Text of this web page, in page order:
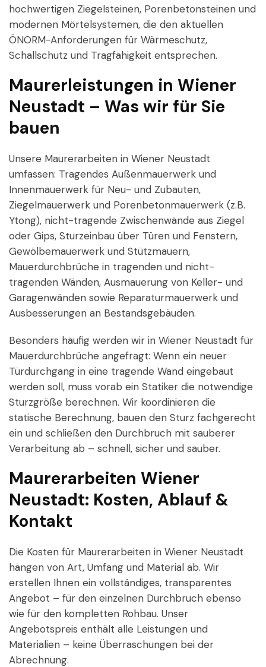
hochwertigen Ziegelsteinen, Porenbetonsteinen und
modernen Mörtelsystemen, die den aktuellen
ÖNORM-Anforderungen für Wärmeschutz,
Schallschutz und Tragfähigkeit entsprechen.
Maurerleistungen in Wiener
Neustadt – Was wir für Sie
bauen
Unsere Maurerarbeiten in Wiener Neustadt
umfassen: Tragendes Außenmauerwerk und
Innenmauerwerk für Neu- und Zubauten,
Ziegelmauerwerk und Porenbetonmauerwerk (z.B.
Ytong), nicht-tragende Zwischenwände aus Ziegel
oder Gips, Sturzeinbau über Türen und Fenstern,
Gewölbemauerwerk und Stützmauern,
Mauerdurchbrüche in tragenden und nicht-
tragenden Wänden, Ausmauerung von Keller- und
Garagenwänden sowie Reparaturmauerwerk und
Ausbesserungen an Bestandsgebäuden.
Besonders häufig werden wir in Wiener Neustadt für
Mauerdurchbrüche angefragt: Wenn ein neuer
Türdurchgang in eine tragende Wand eingebaut
werden soll, muss vorab ein Statiker die notwendige
Sturzgröße berechnen. Wir koordinieren die
statische Berechnung, bauen den Sturz fachgerecht
ein und schließen den Durchbruch mit sauberer
Verarbeitung ab – schnell, sicher und sauber.
Maurerarbeiten Wiener
Neustadt: Kosten, Ablauf &
Kontakt
Die Kosten für Maurerarbeiten in Wiener Neustadt
hängen von Art, Umfang und Material ab. Wir
erstellen Ihnen ein vollständiges, transparentes
Angebot – für den einzelnen Durchbruch ebenso
wie für den kompletten Rohbau. Unser
Angebotspreis enthält alle Leistungen und
Materialien – keine Überraschungen bei der
Abrechnung.